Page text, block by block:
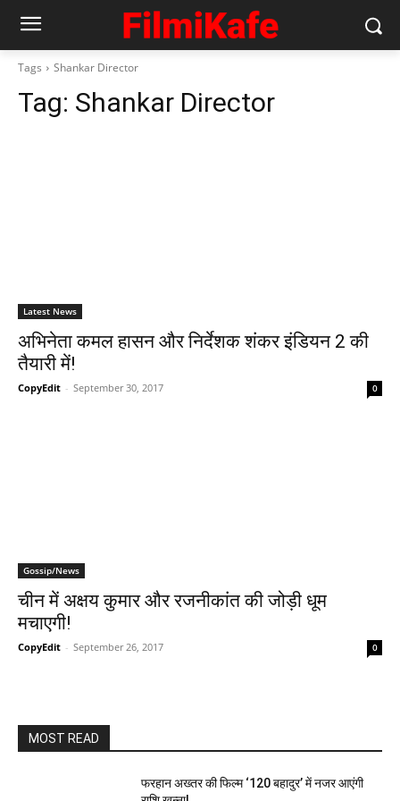
Tags Shankar Director
Tag: Shankar Director
Latest News
अभिनेता कमल हासन और​ निर्देशक शंकर इंडियन 2 की
तैयारी में!
CopyEdit - September 30, 2017 0
Gossip/News
चीन में अक्षय कुमार और रजनीकांत की जोड़ी धूम
मचाएगी!
CopyEdit - September 26, 2017 0
MOST READ
फरहान अख्तर की फिल्म ‘120 बहादुर’ में नजर आएंगी